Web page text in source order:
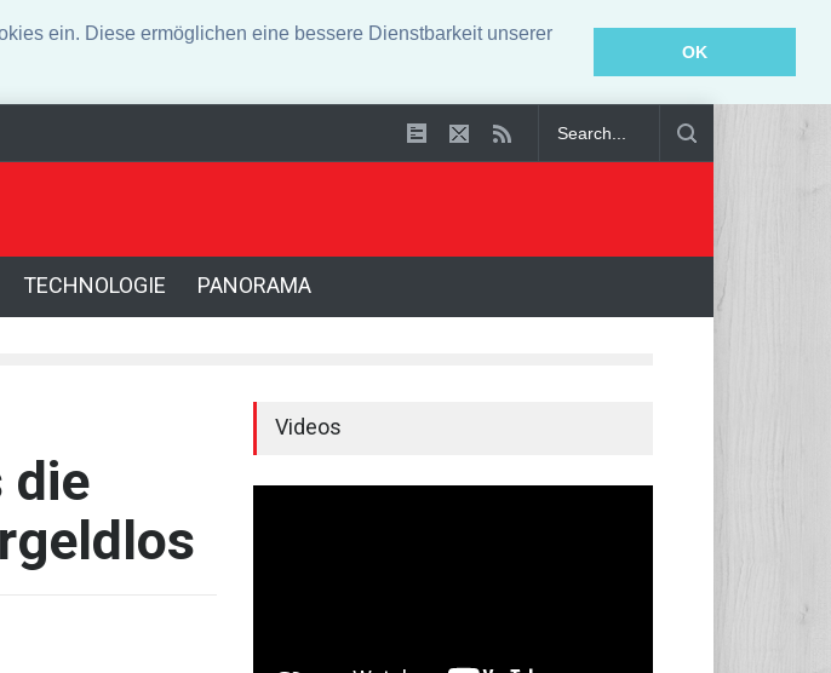
ein. Diese ermöglichen eine bessere Dienstbarkeit unserer
OK
öffentlich vor IT-Fachkräften aus Nordkorea
TECHNOLOGIE PANORAMA
die
Videos